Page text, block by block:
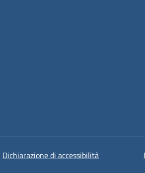
Dichiarazione di accessibilità